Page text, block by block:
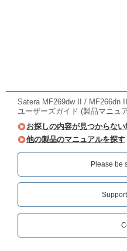
Satera MF269dw II / MF266dn
ユーザーズガイド (製品マニュ
お探しの内容が見つからな
他の製品のマニュアルを探す
Please be